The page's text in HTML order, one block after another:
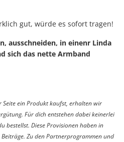
gut, würde es sofort tragen!
ausschneiden, in einenr Linda
sich das nette Armband
Seite ein Produkt kaufst, erhalten wir
Für dich entstehen dabei keinerlei
bestellst. Diese Provisionen haben in
Zu den Partnerprogrammen und